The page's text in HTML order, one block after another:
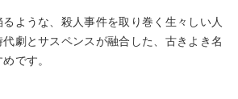
ような、殺人事件を取り巻く生々しい人
劇とサスペンスが融合した、古きよき名
です。